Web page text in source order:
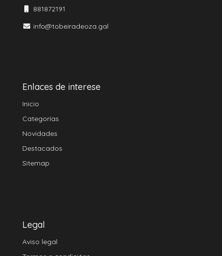
881872191
info@tobeiradeoza.gal
Enlaces de interese
Inicio
Categorías
Novidades
Destacados
Sitemap
Legal
Aviso legal